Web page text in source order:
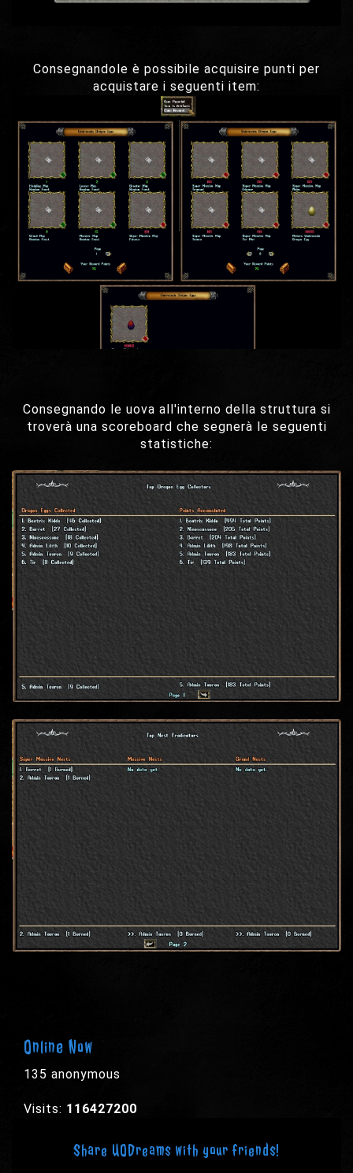
Consegnandole è possibile acquisire punti per
acquistare i seguenti item:
Consegnando le uova all'interno della struttura si
troverà una scoreboard che segnerà le seguenti
statistiche:
Online Now
135 anonymous
Visits: 116427200
Share UODreams with your friends!